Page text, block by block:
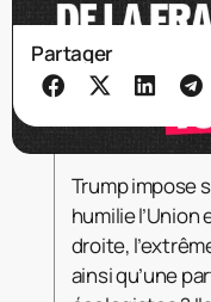
Partager
Trump impose
humilie
droite,
ainsi qu’une